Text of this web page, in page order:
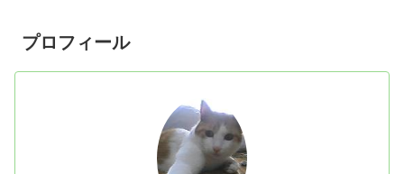
プロフィール